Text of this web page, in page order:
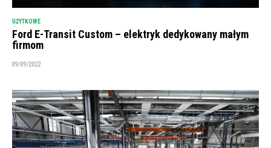
UŻYTKOWE
Ford E-Transit Custom – elektryk dedykowany małym
firmom
09/09/2022